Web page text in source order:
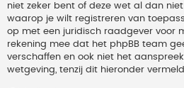
niet zeker bent of deze wet al dan
waarop je wilt registreren van
op met een juridisch raadgever voor
rekening mee dat het phpBB team
verschaffen en ook niet het
wetgeving, tenzij dit hieronder